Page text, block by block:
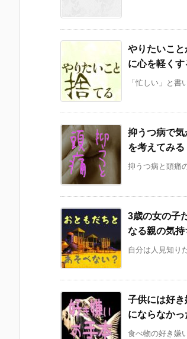
やりたいこ
に心を軽く
「忙しい」と
抑うつ病で
を考えてみる
抑うつ病と頭痛
3歳の女の子
なる親の気持
自分は人見知り
子供には好
にならなかっ
食べ物の好き嫌